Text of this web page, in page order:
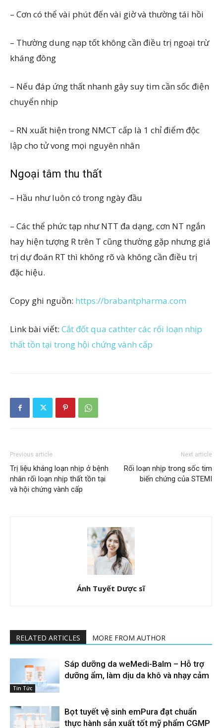
– Cơn có thể vài phút đến vài giờ và thường tái hồi
– Thường dung nạp tốt không cần điều trị ngoại trừ
kháng đông
– Nếu đáp ứng thất nhanh gây suy tim cần sốc điện
chuyển nhịp
– RN xuất hiện trong NMCT cấp là 1 chỉ điểm độc
lập cho tử vong mọi nguyên nhân
Ngoại tâm thu thất
– Hầu như luôn có trong ngày đầu
– Các thể phức tạp như NTT đa dạng, cơn NT ngắn
hay hiện tượng R trên T cũng thường gặp nhưng giá
trị dự đoán RT thì không rõ và không cần điều trị
đặc hiệu.
Copy ghi nguồn: https://brabantpharma.com
Link bài viết: Cắt đốt qua cathter các rối loạn nhịp
thất tồn tại trong hội chứng vành cấp
Previous article
Trị liệu kháng loạn nhịp ở bệnh
nhân rối loạn nhịp thất tồn tại
và hội chứng vành cấp
Next article
Rối loạn nhịp trong sốc tim
biến chứng của STEMI
Ánh Tuyết Dược sĩ
RELATED ARTICLES MORE FROM AUTHOR
Tin Tức
Sáp dưỡng da weMedi-Balm – Hỗ trợ
dưỡng ẩm, làm dịu da khô và nhạy cảm
Bọt tuyết vệ sinh emPura đạt chuẩn
thực hành sản xuất tốt mỹ phẩm CGMP